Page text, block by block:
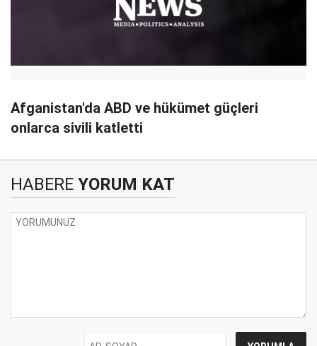
Afganistan'da ABD ve hükümet güçleri
onlarca sivili katletti
HABERE YORUM KAT